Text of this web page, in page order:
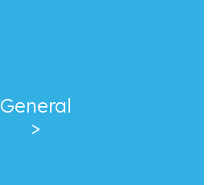
General
>